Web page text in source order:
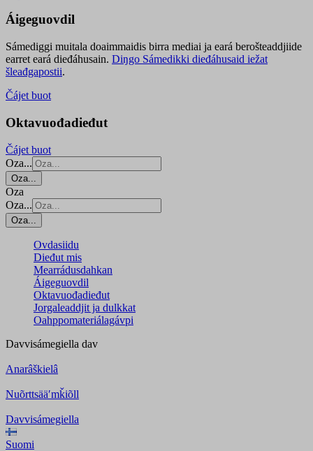
Áigeguovdil
Sámediggi muitala doaimmaidis birra mediai ja eará berošteaddjiide
earret eará dieđáhusain. Diŋgo Sámedikki dieđáhusaid iežat
šleađgapostii.
Čájet buot
Oktavuođadieđut
Čájet buot
Oza...
Oza...
Oza
Oza...
Oza...
Ovdasiidu
Dieđut mis
Mearrádusdahkan
Áigeguovdil
Oktavuođadieđut
Jorgaleaddjit ja dulkkat
Oahppomateriálagávpi
Davvisámegiella dav
Anarâškielâ
Nuõrttsääʹmǩiõll
Davvisámegiella
Suomi